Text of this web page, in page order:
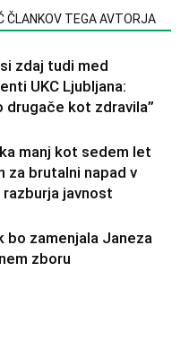
ČLANKOV TEGA AVTORJA
zdaj tudi med
UKC Ljubljana:
drugače kot zdravila”
manj kot sedem let
za brutalni napad v
javnost
bo zamenjala Janeza
zboru